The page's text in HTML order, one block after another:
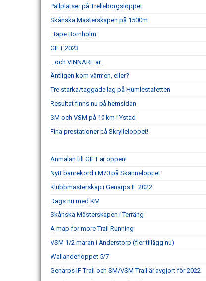
Pallplatser på Trelleborgsloppet
Skånska Mästerskapen på 1500m
Etape Bornholm
GIFT 2023
…och VINNARE är…
Äntligen kom värmen, eller?
Tre starka/taggade lag på Humlestafetten
Resultat finns nu på hemsidan
SM och VSM på 10 km i Ystad
Fina prestationer på Skrylleloppet!
Anmälan till GIFT är öppen!
Nytt banrekord i M70 på Skanneloppet
Klubbmästerskap i Genarps IF 2022
Dags nu med KM
Skånska Mästerskapen i Terräng
A map for more Trail Running
VSM 1/2 maran i Anderstorp (fler tillägg nu)
Wallanderloppet 5/7
Genarps IF Trail och SM/VSM Trail är avgjort för 2022